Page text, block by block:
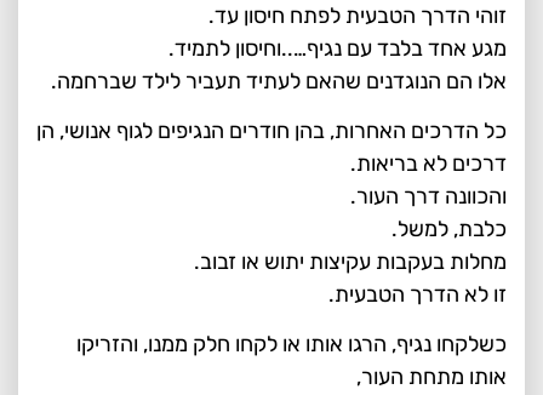
זוהי הדרך הטבעית לפתח חיסון עד.
מגע אחד בלבד עם נגיף…..וחיסון לתמיד.
אלו הם הנוגדנים שהאם לעתיד תעביר לילד שברחמה.
כל הדרכים האחרות, בהן חודרים הנגיפים לגוף אנושי, הן
דרכים לא בריאות.
והכוונה דרך העור.
כלבת, למשל.
מחלות בעקבות עקיצות יתוש או זבוב.
זו לא הדרך הטבעית.
כשלקחו נגיף, הרגו אותו או לקחו חלק ממנו, והזריקו
אותו מתחת העור,